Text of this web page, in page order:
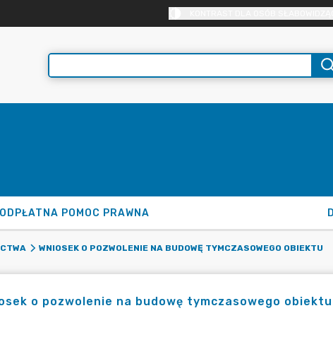
POMOC PRAWNA
WNIOSEK O POZWOLENIE NA BUDOWĘ TYMCZASOWEGO OBIEKTU
o pozwolenie na budowę tymczasowego obiektu